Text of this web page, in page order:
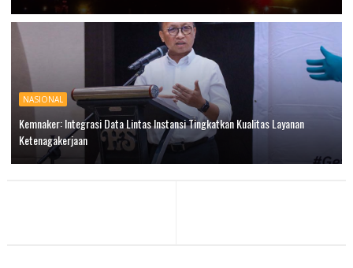
NASIONAL
Kemnaker: Integrasi Data Lintas Instansi Tingkatkan Kualitas Layanan
Ketenagakerjaan